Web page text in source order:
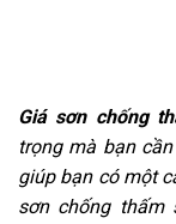
Giá sơn chống
trọng mà bạn
giúp bạn có một
sơn chống thấm